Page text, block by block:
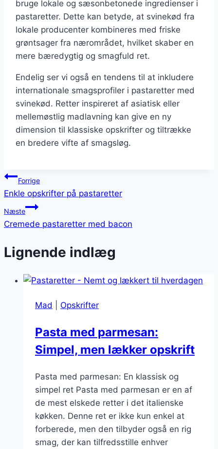
bruge lokale og sæsonbetonede ingredienser i
pastaretter. Dette kan betyde, at svinekød fra
lokale producenter kombineres med friske
grøntsager fra nærområdet, hvilket skaber en
mere bæredygtig og smagfuld ret.
Endelig ser vi også en tendens til at inkludere
internationale smagsprofiler i pastaretter med
svinekød. Retter inspireret af asiatisk eller
mellemøstlig madlavning kan give en ny
dimension til klassiske opskrifter og tiltrække
en bredere vifte af smagsløg.
Indlægsnavigation
Forrige
Enkle opskrifter på pastaretter
Næste
Cremede pastaretter med bacon
Lignende indlæg
Mad Opskrifter
Pasta med parmesan:
Simpel, men lækker opskrift
Pasta med parmesan: En klassisk og
simpel ret Pasta med parmesan er en af
de mest elskede retter i det italienske
køkken. Denne ret er ikke kun enkel at
forberede, men den tilbyder også en rig
smag, der kan tilfredsstille enhver